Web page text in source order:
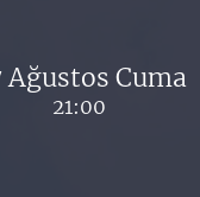
Ağustos Cuma
21:00